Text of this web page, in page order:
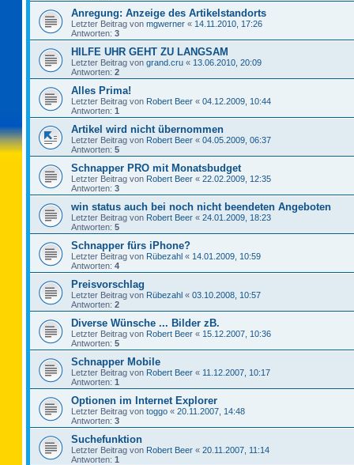
Anregung: Anzeige des Artikelstandorts
Letzter Beitrag von mgwerner « 14.11.2010, 17:26
Antworten: 3
HILFE UHR GEHT ZU LANGSAM
Letzter Beitrag von grand.cru « 13.06.2010, 20:09
Antworten: 2
Alles Prima!
Letzter Beitrag von Robert Beer « 04.12.2009, 10:44
Antworten: 1
Artikel wird nicht übernommen
Letzter Beitrag von Robert Beer « 04.05.2009, 06:37
Antworten: 5
Schnapper PRO mit Monatsbudget
Letzter Beitrag von Robert Beer « 22.02.2009, 12:35
Antworten: 3
win status auch bei noch nicht beendeten Angeboten
Letzter Beitrag von Robert Beer « 24.01.2009, 18:23
Antworten: 5
Schnapper fürs iPhone?
Letzter Beitrag von Rübezahl « 14.01.2009, 10:59
Antworten: 4
Preisvorschlag
Letzter Beitrag von Rübezahl « 03.10.2008, 10:57
Antworten: 2
Diverse Wünsche ... Bilder zB.
Letzter Beitrag von Robert Beer « 15.12.2007, 10:36
Antworten: 5
Schnapper Mobile
Letzter Beitrag von Robert Beer « 11.12.2007, 10:17
Antworten: 1
Optionen im Internet Explorer
Letzter Beitrag von toggo « 20.11.2007, 14:48
Antworten: 3
Suchefunktion
Letzter Beitrag von Robert Beer « 20.11.2007, 11:14
Antworten: 1